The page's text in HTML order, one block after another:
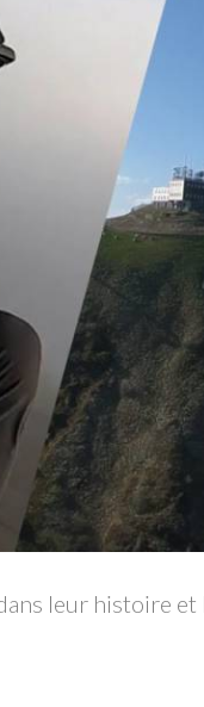
leur histoire